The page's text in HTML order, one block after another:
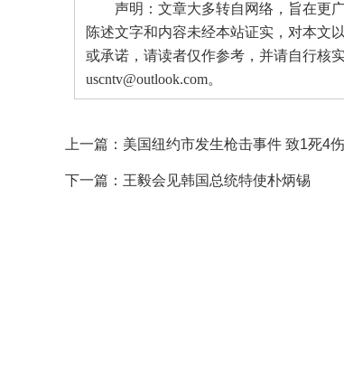
声明：文章大多转自网络，旨在更广
陈述文字和内容未经本站证实，对本文
或承诺，请读者仅作参考，并请自行核
uscntv@outlook.com。
上一篇： 美国纽约市发生枪击事件 致1死4伤
下一篇： 王毅会见韩国总统特使朴炳锡